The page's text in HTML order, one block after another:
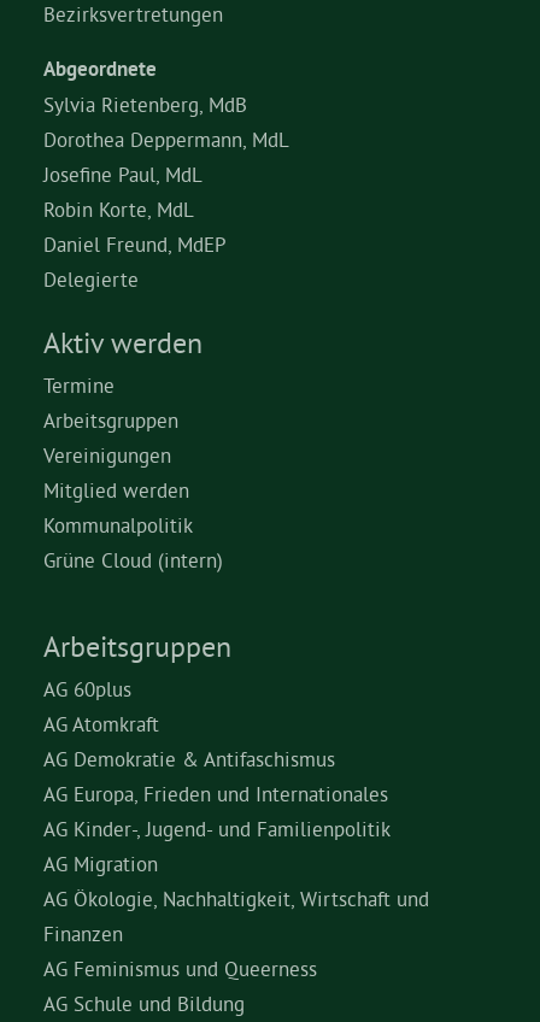
Bezirksvertretungen
Abgeordnete
Sylvia Rietenberg, MdB
Dorothea Deppermann, MdL
Josefine Paul, MdL
Robin Korte, MdL
Daniel Freund, MdEP
Delegierte
Aktiv werden
Termine
Arbeitsgruppen
Vereinigungen
Mitglied werden
Kommunalpolitik
Grüne Cloud (intern)
Arbeitsgruppen
AG 60plus
AG Atomkraft
AG Demokratie & Antifaschismus
AG Europa, Frieden und Internationales
AG Kinder-, Jugend- und Familienpolitik
AG Migration
AG Ökologie, Nachhaltigkeit, Wirtschaft und
Finanzen
AG Feminismus und Queerness
AG Schule und Bildung